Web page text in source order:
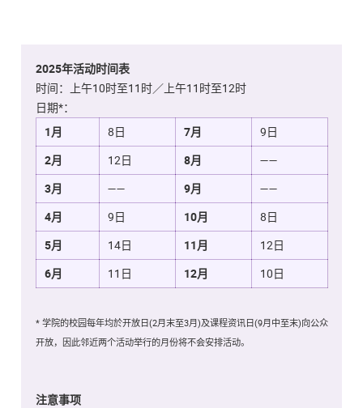
2025年活动时间表
时间：上午10时至11时／上午11时至12时
日期*：
1月
8日 7月
9日
2月
12日 8月
——
3月
—— 9月
——
4月
9日 10月
8日
5月
14日 11月
12日
6月
11日 12月 10日
* 学院的校园每年均於开放日(2月末至3月)及课程资讯日(9月中至末)向公众
开放，因此邻近两个活动举行的月份将不会安排活动。
注意事项